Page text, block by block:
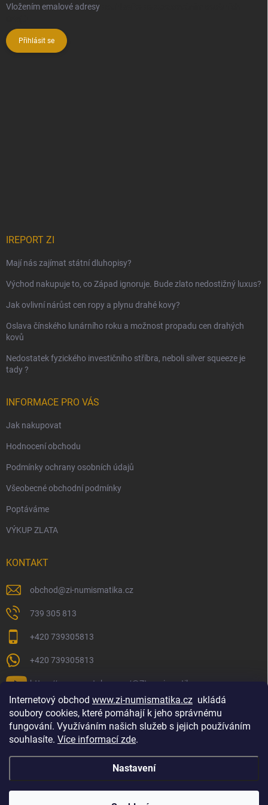
Internetový obchod www.zi-numismatika.cz ukládá
soubory cookies, které pomáhají k jeho správnému
fungování. Využíváním našich služeb s jejich používáním
souhlasíte. Více informací zde.
Nastavení
Vložením emalové adresy
Přihlásit se
IREPORT ZI
Mají nás zajímat státní dluhopisy?
Východ nakupuje to, co Západ ignoruje. Bude zlato nedostižný luxus?
Jak ovlivní nárůst cen ropy a plynu drahé kovy?
Oslava čínského lunárního roku a možnost propadu cen drahých
kovů
Nedostatek fyzického investičního stříbra, neboli silver squeeze je
tady ?
INFORMACE PRO VÁS
Jak nakupovat
Hodnocení obchodu
Podmínky ochrany osobních údajů
Všeobecné obchodní podmínky
Poptáváme
VÝKUP ZLATA
KONTAKT
obchod@zi-numismatika.cz
739 305 813
+420 739305813
+420 739305813
https://www.youtube.com/@ZInumismatika
Zlaté investování Golf shop Golfstart Houby a bylinky
ZI-NUMISMATIKA . Všechna práva vyhrazena.